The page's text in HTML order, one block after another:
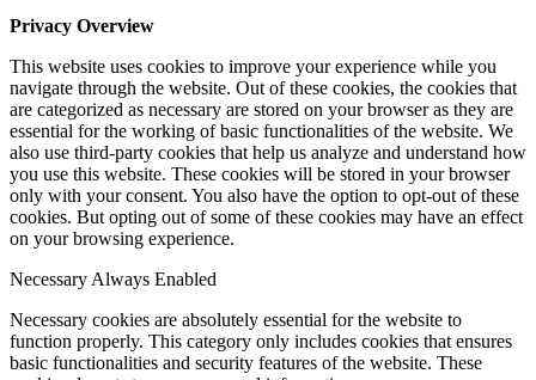
Privacy Overview
This website uses cookies to improve your experience while you
navigate through the website. Out of these cookies, the cookies that
are categorized as necessary are stored on your browser as they are
essential for the working of basic functionalities of the website. We
also use third-party cookies that help us analyze and understand how
you use this website. These cookies will be stored in your browser
only with your consent. You also have the option to opt-out of these
cookies. But opting out of some of these cookies may have an effect
on your browsing experience.
Necessary Always Enabled
Necessary cookies are absolutely essential for the website to
function properly. This category only includes cookies that ensures
basic functionalities and security features of the website. These